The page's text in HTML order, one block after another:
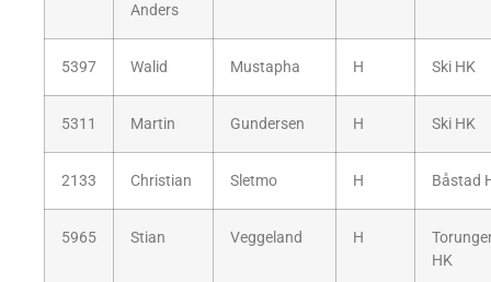
Anders
5397 Walid Mustapha H Ski HK
5311 Martin Gundersen H Ski HK
2133 Christian Sletmo H Båstad
5965 Stian Veggeland H
HK